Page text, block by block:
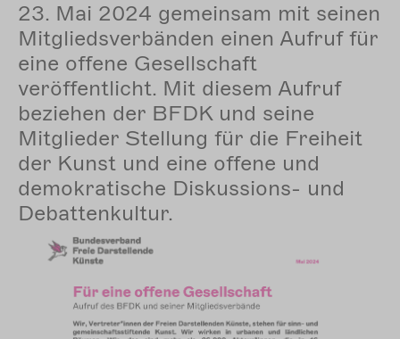
23. Mai 2024 gemeinsam mit seinen
Mitgliedsverbänden einen Aufruf für
eine offene Gesellschaft
veröffentlicht. Mit diesem Aufruf
beziehen der BFDK und seine
Mitglieder Stellung für die Freiheit
der Kunst und eine offene und
demokratische Diskussions- und
Debattenkultur.